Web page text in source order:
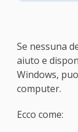
Se nessuna
aiuto e
Windows,
computer.
Ecco come: